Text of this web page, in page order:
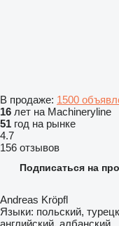
В продаже: 1500
16 лет на Machineryline
51 год на рынке
4.7
156 отзывов
Подписаться на
Andreas Kröpfl
Языки: польский,